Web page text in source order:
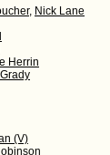
, Nick Lane
Herrin
(V)